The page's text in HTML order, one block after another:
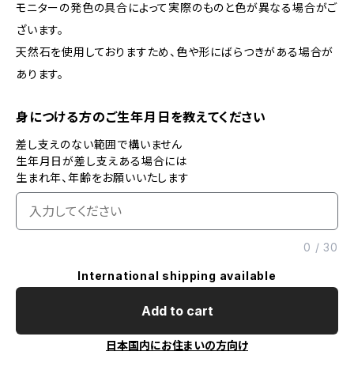
モニターの発色の具合によって実際のものと色が異なる場合がご
ざいます。
天然石を使用しておりますため、色や形にばらつきがある場合が
あります。
身につける方のご生年月日を教えてください
差し支えのない範囲で構いません
生年月日が差し支えある場合には
生まれ年、年齢をお願いいたします
0 /30
International shipping available
Add to cart
日本国内にお住まいの方向け